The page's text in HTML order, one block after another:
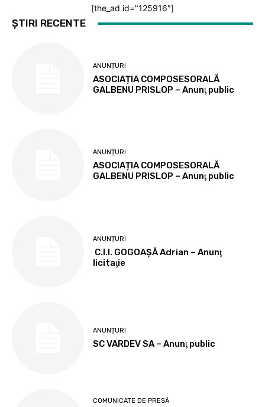
[the_ad id="125916"]
ȘTIRI RECENTE
ANUNȚURI
ASOCIAȚIA COMPOSESORALĂ
GALBENU PRISLOP – Anunţ public
ANUNȚURI
ASOCIAȚIA COMPOSESORALĂ
GALBENU PRISLOP – Anunţ public
ANUNȚURI
C.I.I. GOGOAŞĂ Adrian – Anunţ
licitaţie
ANUNȚURI
SC VARDEV SA – Anunţ public
COMUNICATE DE PRESĂ